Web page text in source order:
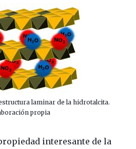
laminar de la hidrotalcita.
propia
interesante de la